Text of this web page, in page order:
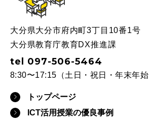
大分県大分市府内町3丁目10番1号
大分県教育庁教育DX推進課
tel 097-506-5464
8:30〜17:15（土日・祝日・年末年始
トップページ
ICT活用授業の優良事例